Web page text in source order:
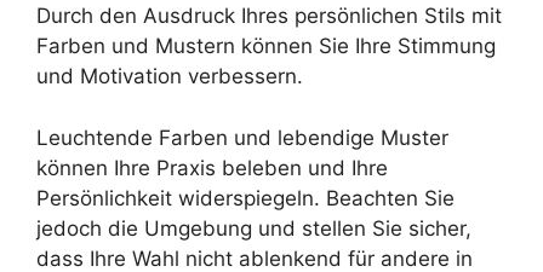
Durch den Ausdruck Ihres persönlichen Stils mit
Farben und Mustern können Sie Ihre Stimmung
und Motivation verbessern.
Leuchtende Farben und lebendige Muster
können Ihre Praxis beleben und Ihre
Persönlichkeit widerspiegeln. Beachten Sie
jedoch die Umgebung und stellen Sie sicher,
dass Ihre Wahl nicht ablenkend für andere in